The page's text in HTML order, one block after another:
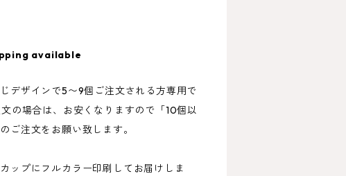
available
デザインで5〜9個ご注文される方専用で
の場合は、お安くなりますので「10個以
ご注文をお願い致します。
ップにフルカラー印刷してお届けしま